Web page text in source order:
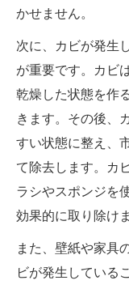
かせません。
次に、カビが発生
が重要です。カビ
乾燥した状態を作
きます。その後、
すい状態に整え、
て除去します。カ
ラシやスポンジを
効果的に取り除け
また、壁紙や家具
ビが発生している